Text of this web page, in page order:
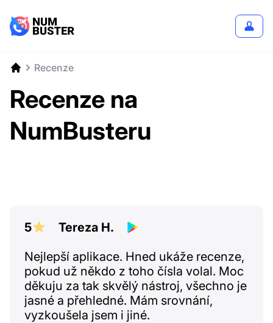
Recenze
Recenze na
NumBusteru
5
Tereza H.
Nejlepší aplikace. Hned ukáže recenze,
pokud už někdo z toho čísla volal. Moc
děkuju za tak skvělý nástroj, všechno je
jasné a přehledné. Mám srovnání,
vyzkoušela jsem i jiné.